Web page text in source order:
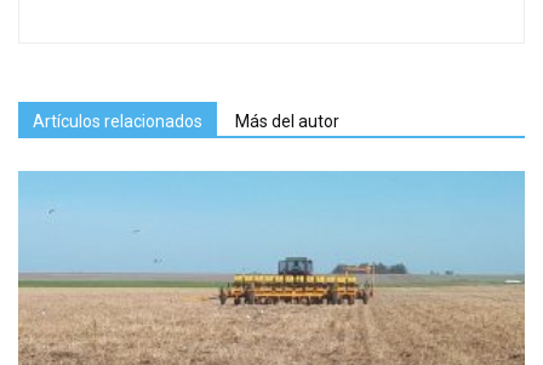
Artículos relacionados Más del autor